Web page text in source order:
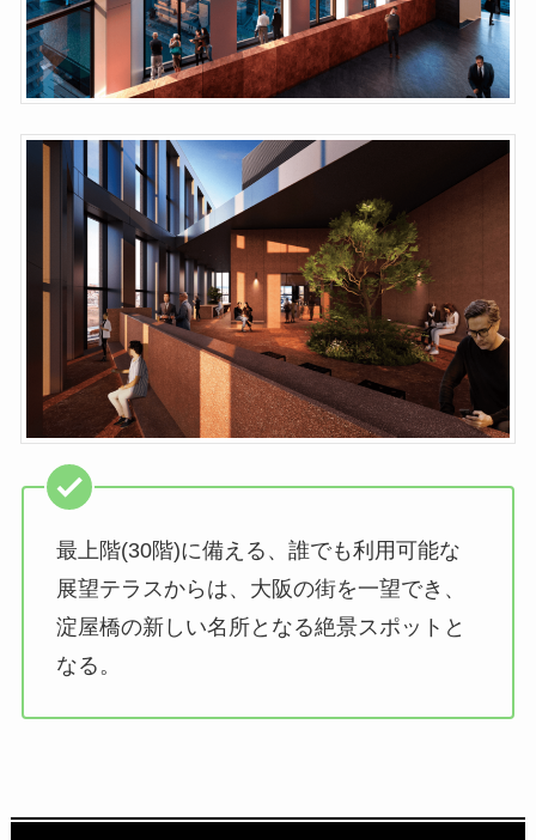
最上階(30階)に備える、誰でも利用可能な
展望テラスからは、大阪の街を一望でき、
淀屋橋の新しい名所となる絶景スポットと
なる。